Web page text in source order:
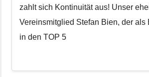
zahlt sich Kontinuität aus! Unser
Vereinsmitglied Stefan Bien, der als
in den TOP 5